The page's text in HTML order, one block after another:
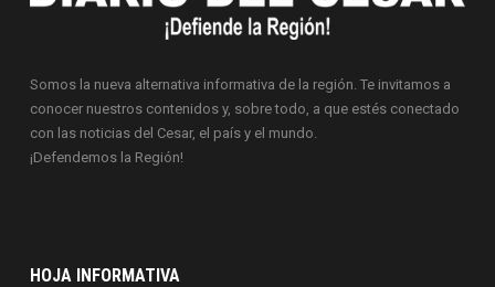
Somos la nueva alternativa informativa de la región. Te invitamos a
conocer nuestros contenidos y, sobre todo, a que estés conectado
con las noticias del Cesar, el país y el mundo.
¡Defendemos la Región!
HOJA INFORMATIVA